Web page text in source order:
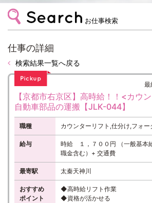
お仕事検索
仕事の詳細
検索結果一覧へ戻る
最
【京都市右京区】高時給！！<カウ
自動車部品の運搬【JLK-044】
職種 カウンターリフト,仕分け,フォー
給与
時給 １，７００円 （一般基本
職金含む）+ 交通費
最寄駅 太秦天神川
おすすめ
ポイント
◆高時給リフト作業
◆資格が活かせる